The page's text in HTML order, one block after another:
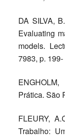
DA SILVA,
Evaluating
models.
7983, p.
Prática. São
FLEURY,
Trabalho: